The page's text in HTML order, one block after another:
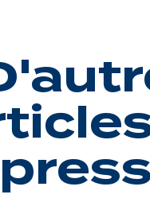
Nous rejoindre
Nos métiers
Notre culture